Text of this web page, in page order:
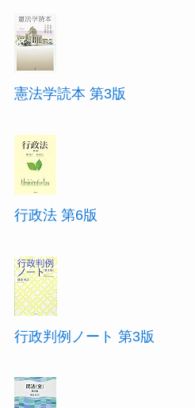
憲法学読本 第3版
行政法 第6版
行政判例ノート 第3版